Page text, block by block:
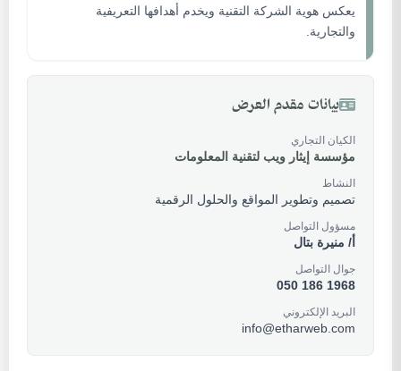
يعكس هوية الشركة التقنية ويخدم أهدافها التعريفية
والتجارية.
بيانات مقدم العرض
الكيان التجاري
مؤسسة إيثار ويب لتقنية المعلومات
النشاط
تصميم وتطوير المواقع والحلول الرقمية
مسؤول التواصل
أ/ منيرة بتال
جوال التواصل
050 186 1968
البريد الإلكتروني
info@etharweb.com